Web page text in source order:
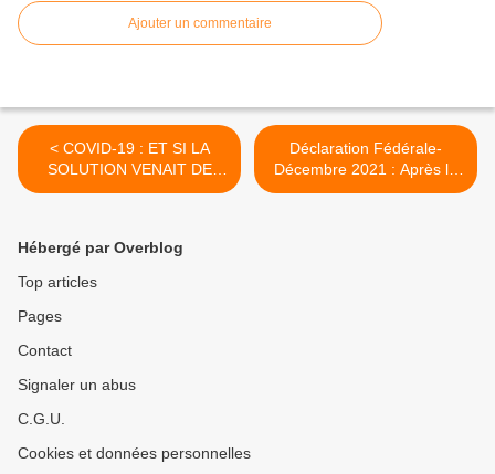
Ajouter un commentaire
< COVID-19 : ET SI LA
SOLUTION VENAIT DE
CUBA ?
Déclaration Fédérale-
Décembre 2021 : Après la
signature de l’accord de
Hébergé par Overblog
Top articles
Pages
Contact
Signaler un abus
C.G.U.
Cookies et données personnelles